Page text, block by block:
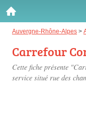
Auvergne-Rhône-Alpes >
Carrefour
Cette fiche présente
service situé rue des
Gazole :
Disponible
SP 98 :